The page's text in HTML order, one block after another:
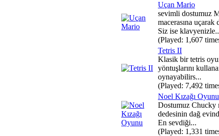
Uçan Mario
sevimli dostumuz
macerasına uçarak
Siz ise
(Played: 1,607
Tetris II
Klasik bir tetris
yöntuşlarını
oynayabilirs...
(Played: 7,492
Noel Kızağı Oyunu
Dostumuz Chucky
dedesinin dağ
En sevdiği...
(Played: 1,331